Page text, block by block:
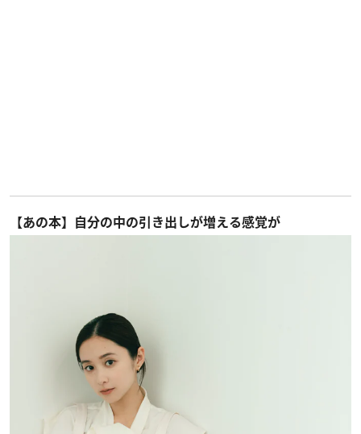
【あの本】自分の中の引き出しが増える感覚が